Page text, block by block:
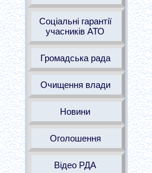
Соціальні гарантії
учасників АТО
Громадська рада
Очищення влади
Новини
Оголошення
Відео РДА